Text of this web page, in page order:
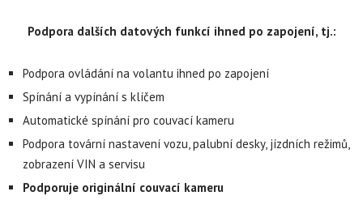
Podpora dalších datových funkcí ihned po zapojení, tj.:
Podpora ovládání na volantu ihned po zapojení
Spínání a vypínání s klíčem
Automatické spínání pro couvací kameru
Podpora tovární nastavení vozu, palubní desky, jízdních režimů,
zobrazení VIN a servisu
Podporuje originální couvací kameru